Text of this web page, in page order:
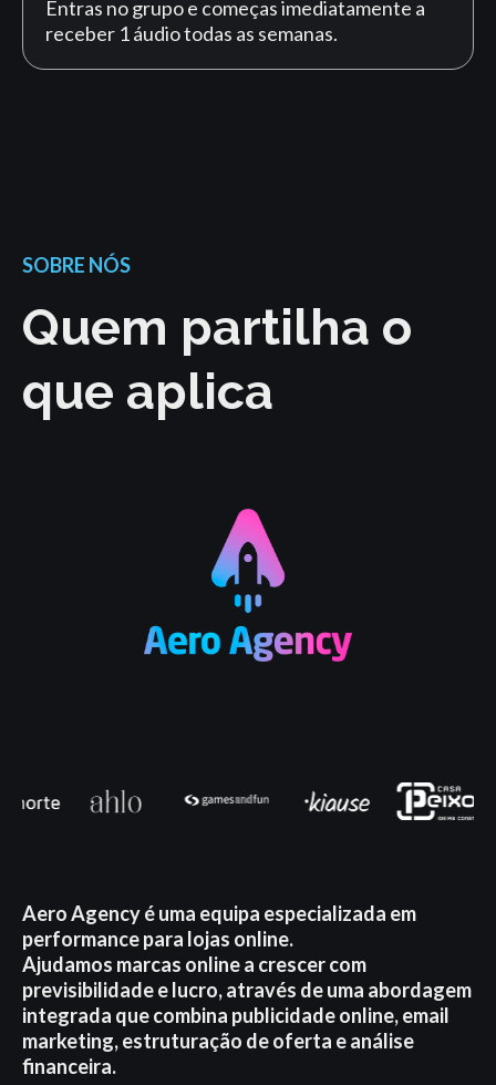
Entras no grupo e começas imediatamente a
receber 1 áudio todas as semanas.
SOBRE NÓS
Quem partilha o
que aplica
Aero Agency é uma equipa especializada em
performance para lojas online.
Ajudamos marcas online a crescer com
previsibilidade e lucro, através de uma abordagem
integrada que combina publicidade online, email
marketing, estruturação de oferta e análise
financeira.